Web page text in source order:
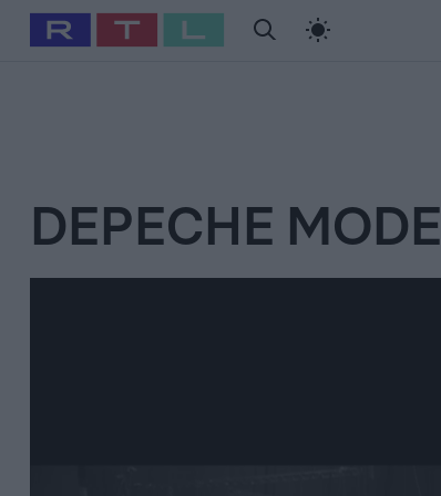
Babits Marcella Szellő István Most Wanted
DEPECHE MODE